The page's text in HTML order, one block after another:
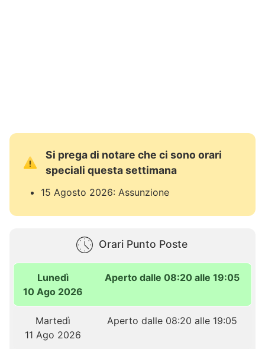
Si prega di notare che ci sono orari
speciali questa settimana
15 Agosto 2026: Assunzione
Orari Punto Poste
Lunedì
10 Ago 2026
Aperto dalle 08:20 alle 19:05
Martedì
11 Ago 2026
Aperto dalle 08:20 alle 19:05